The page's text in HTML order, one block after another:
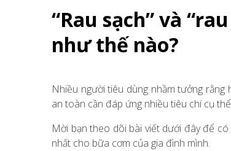
“Rau sạch” và
như thế nào?
Nhiều người tiêu dùng nhầm tưởng rằng
an toàn cần đáp ứng nhiều tiêu chí cụ
Mời bạn theo dõi bài viết dưới đây để
nhất cho bữa cơm của gia đình mình.